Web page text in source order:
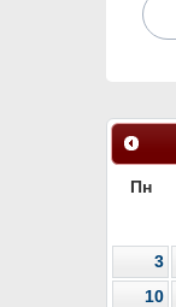
Пн
3
10